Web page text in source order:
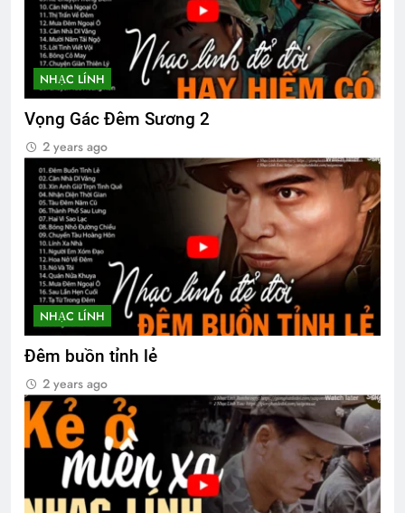
NHẠC LÍNH
Vọng Gác Đêm Sương 2
2 years ago
NHẠC LÍNH
Đêm buồn tỉnh lẻ
2 years ago